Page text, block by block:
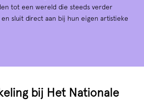
tot een wereld die steeds verder
sluit direct aan bij hun eigen artistieke
bij Het Nationale